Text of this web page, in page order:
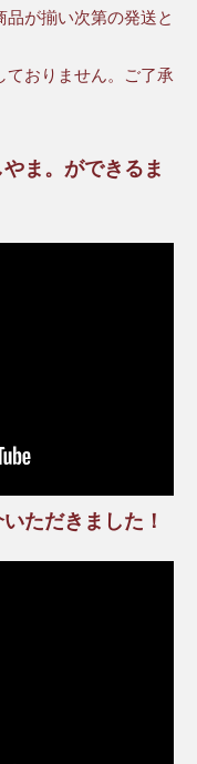
が揃い次第の発送と
おりません。ご了承
ま。ができるま
ただきました！